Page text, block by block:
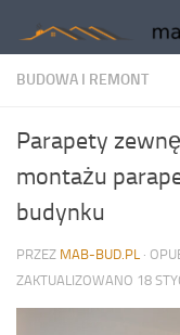
Skip to content
BUDOWA I REMONT
Parapety
montażu
budynku
PRZEZ MAB-BUD.PL ·
ZAKTUALIZOWANO 18